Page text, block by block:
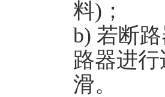
料)；
b) 若断
路器进
滑。